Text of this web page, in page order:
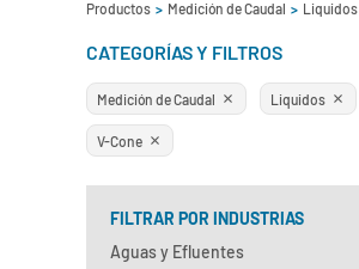
Productos Medición de Caudal Liquidos
CATEGORÍAS Y FILTROS
Medición de Caudal Liquidos
V-Cone
FILTRAR POR INDUSTRIAS
Aguas y Efluentes